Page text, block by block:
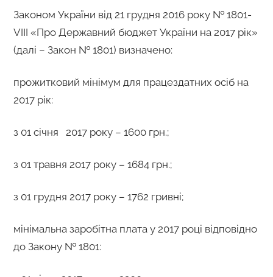
Законом України від 21 грудня 2016 року № 1801-
VIII «Про Державний бюджет України на 2017 рік»
(далі – Закон № 1801) визначено:
прожитковий мінімум для працездатних осіб на
2017 рік:
з 01 січня 2017 року – 1600 грн.;
з 01 травня 2017 року – 1684 грн.;
з 01 грудня 2017 року – 1762 гривні;
мінімальна заробітна плата у 2017 році відповідно
до Закону № 1801: